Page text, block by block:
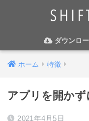
ダウンロ
ホーム 特徴
アプリを開か
2021年4月5日